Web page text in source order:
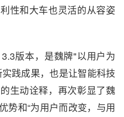
性和大车也灵活的从容姿
版本，是魏牌"以用户为
践成果，也是让智能科技
生动诠释，再次彰显了魏
势和“为用户而改变，与用